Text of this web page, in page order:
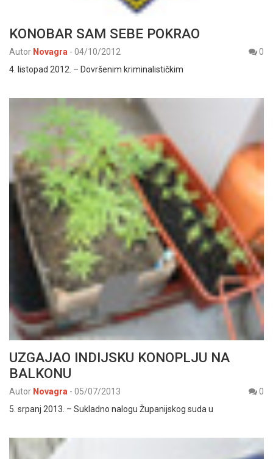
KONOBAR SAM SEBE POKRAO
Autor Novagra - 04/10/2012
0
4. listopad 2012. – Dovršenim kriminalističkim
UZGAJAO INDIJSKU KONOPLJU NA
BALKONU
Autor Novagra - 05/07/2013
0
5. srpanj 2013. – Sukladno nalogu Županijskog suda u